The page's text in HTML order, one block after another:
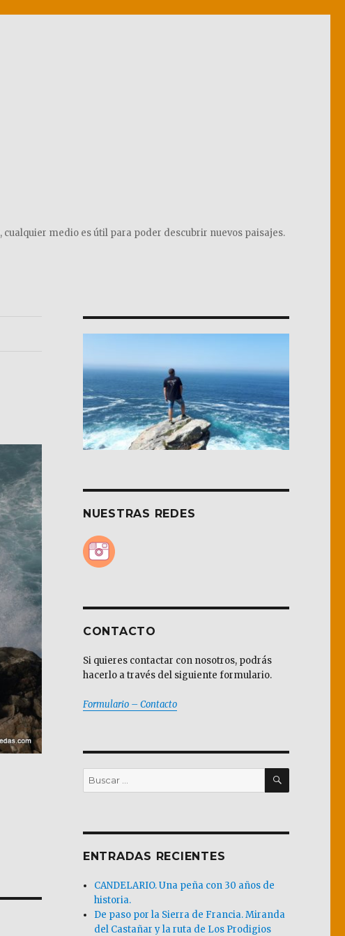
medio es útil para poder descubrir nuevos paisajes.
NUESTRAS REDES
CONTACTO
Si quieres contactar con nosotros, podrás
hacerlo a través del siguiente formulario.
Formulario – Contacto
Buscar
por:
BUSCAR
ENTRADAS RECIENTES
CANDELARIO. Una peña con 30 años de
historia.
De paso por la Sierra de Francia. Miranda
del Castañar y la ruta de Los Prodigios